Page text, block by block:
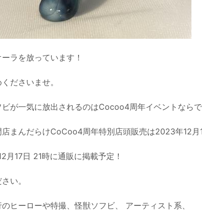
ラを放っています！
ださいませ。
が一気に放出されるのはCocoo4周年イベントならで
まんだらけCoCoo4周年特別店頭販売は2023年12月
17日 21時に通販に掲載予定！
い。
ヒーローや特撮、怪獣ソフビ、 アーティスト系、